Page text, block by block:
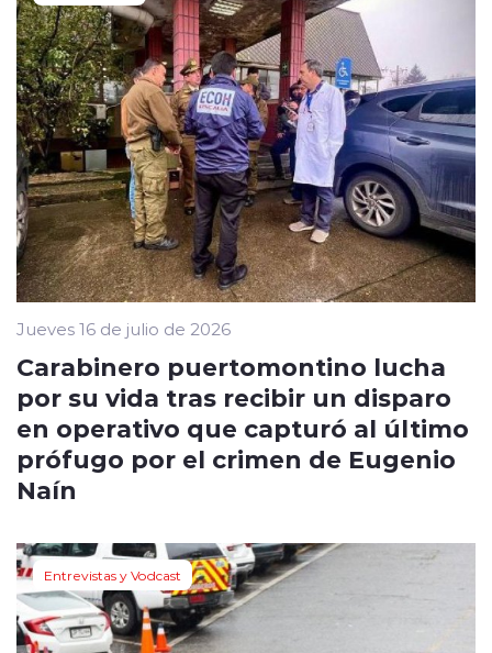
Jueves 16 de julio de 2026
Carabinero puertomontino lucha
por su vida tras recibir un disparo
en operativo que capturó al último
prófugo por el crimen de Eugenio
Naín
Entrevistas y Vodcast